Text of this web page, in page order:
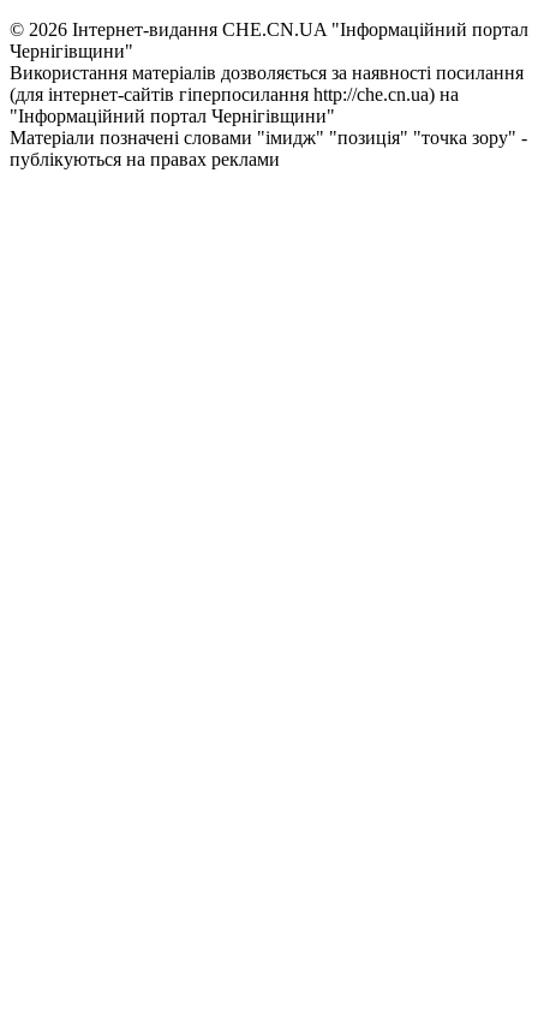
© 2026 Інтернет-видання CHE.CN.UA "Інформаційний портал
Чернiгiвщини"
Використання матеріалів дозволяється за наявності посилання
(для інтернет-сайтів гіперпосилання http://che.cn.ua) на
"Інформаційний портал Чернiгiвщини"
Матеріали позначені словами "імидж" "позиція" "точка зору" -
публікуються на правах реклами